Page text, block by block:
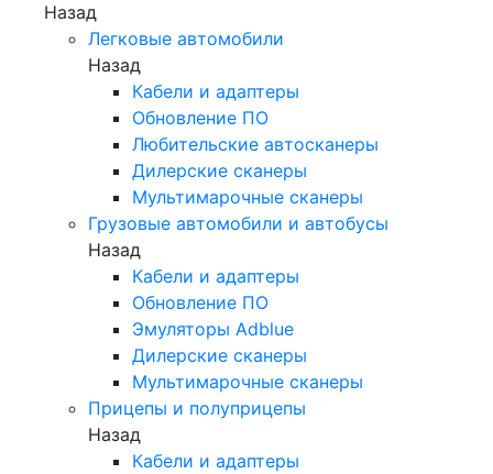
Назад
Легковые автомобили
Назад
Кабели и адаптеры
Обновление ПО
Любительские автосканеры
Дилерские сканеры
Мультимарочные сканеры
Грузовые автомобили и автобусы
Назад
Кабели и адаптеры
Обновление ПО
Эмуляторы Adblue
Дилерские сканеры
Мультимарочные сканеры
Прицепы и полуприцепы
Назад
Кабели и адаптеры